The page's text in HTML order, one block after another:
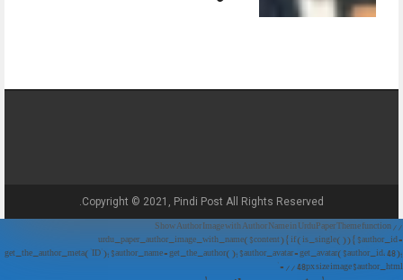
Copyright © 2021, Pindi Post All Rights Reserved.
// Show Author Image with Author Name in UrduPaper Theme function
urdu_paper_author_image_with_name($content) { if (is_single()) { $author_id =
get_the_author_meta('ID'); $author_name = get_the_author(); $author_avatar = get_avatar($author_id, 48);
// 48px size image $author_html = '